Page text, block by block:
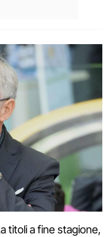
titoli a fine stagione,